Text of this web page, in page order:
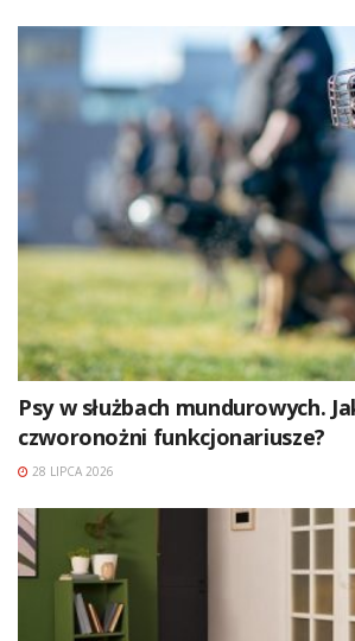
Psy w służbach mundurowych.
czworonożni funkcjonariusze?
28 LIPCA 2026